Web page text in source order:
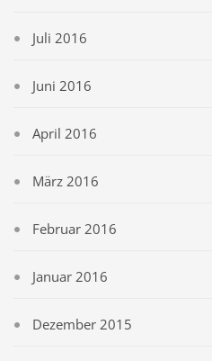
Juli 2016
Juni 2016
April 2016
März 2016
Februar 2016
Januar 2016
Dezember 2015